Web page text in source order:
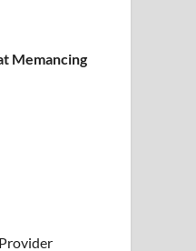
Memancing